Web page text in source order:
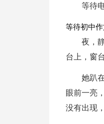
等待
等待初中作
夜，
台上，窗
她趴
眼前一亮
没有出现